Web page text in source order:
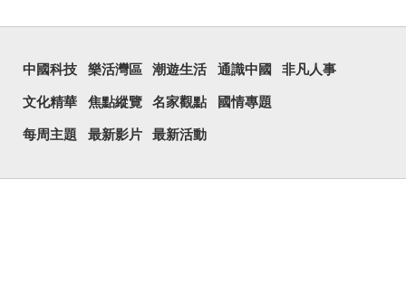
中國科技 樂活灣區 潮遊生活 通識中國 非凡人事
文化精華 焦點縱覽 名家觀點 國情專題
每周主題 最新影片 最新活動